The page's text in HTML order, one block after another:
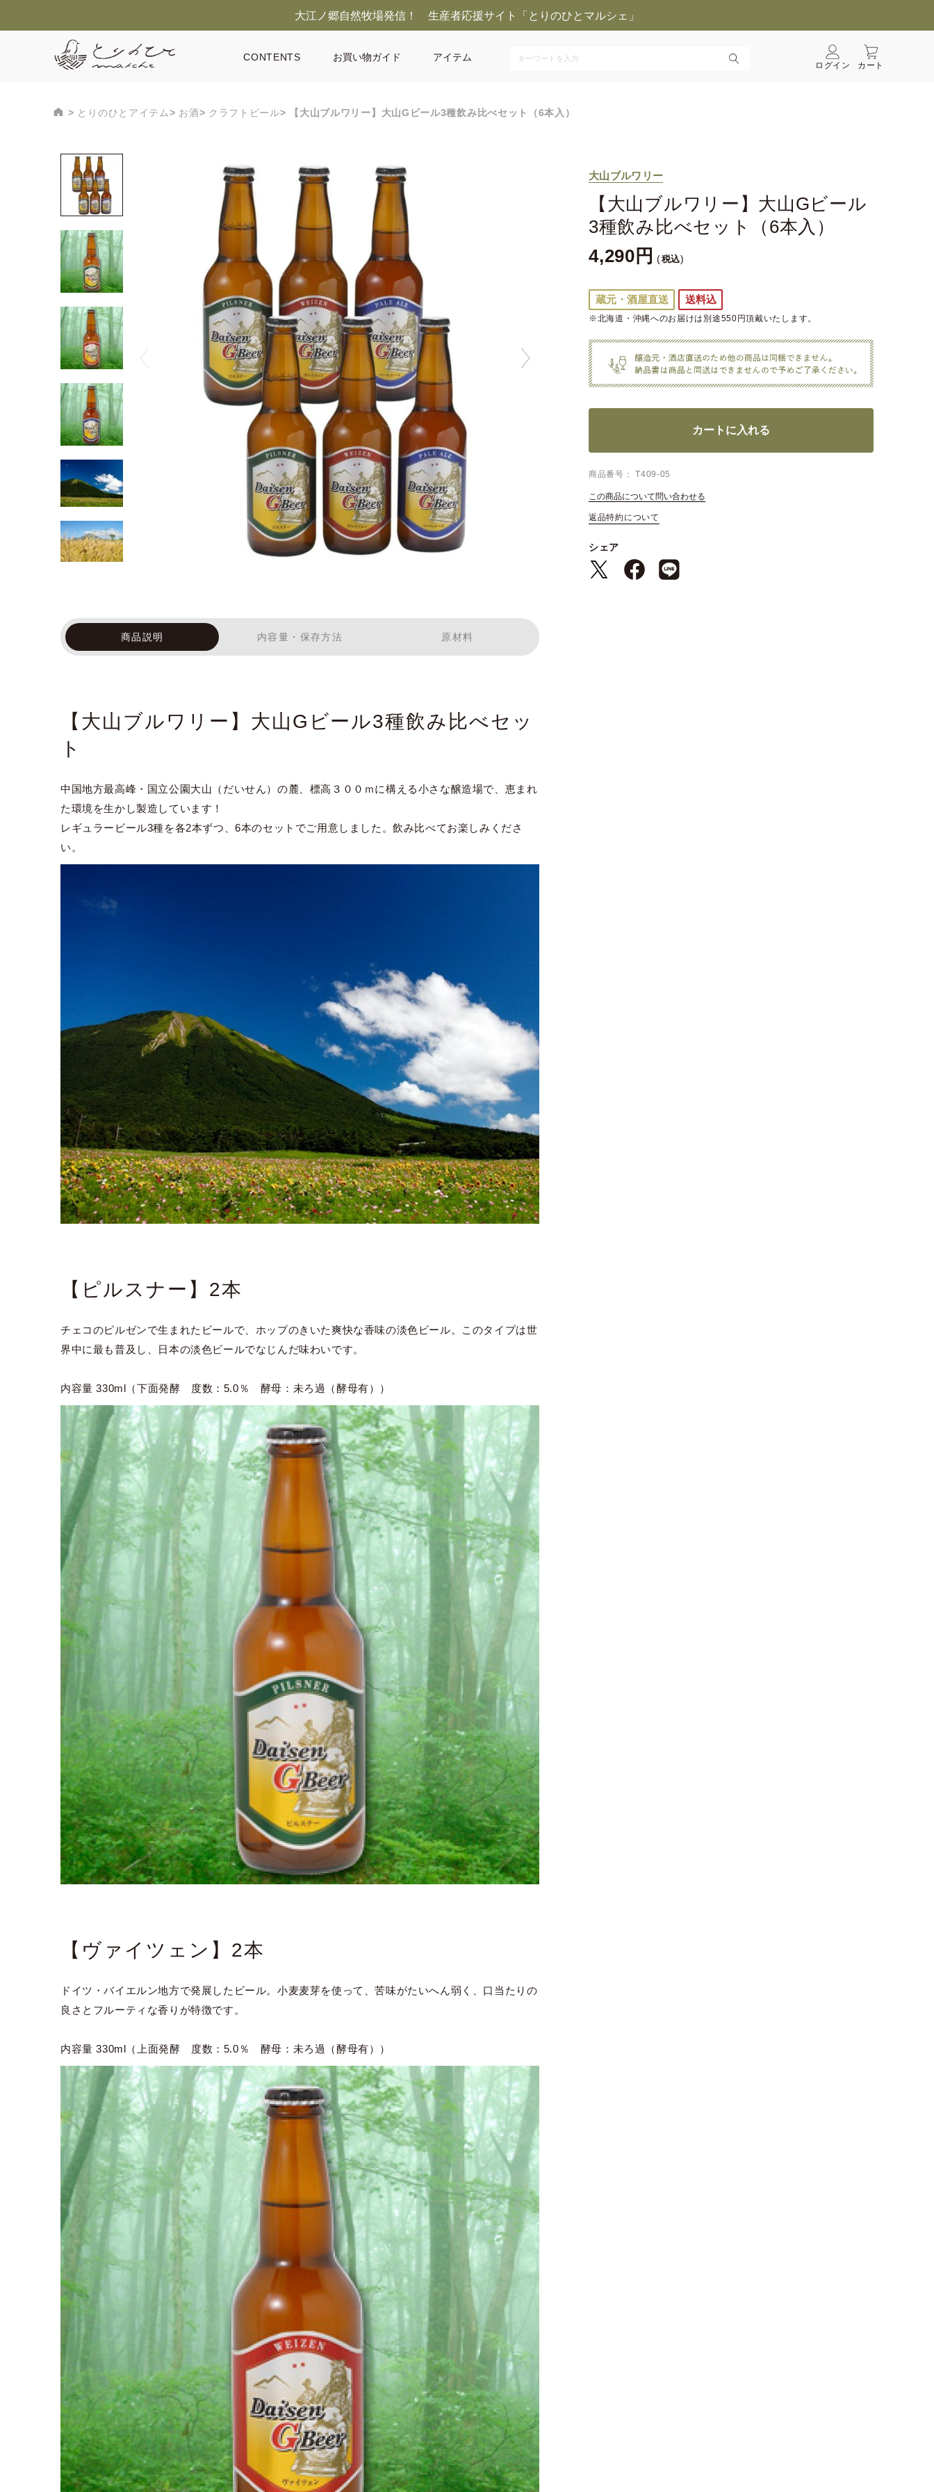
大江ノ郷自然牧場発信！ 生産者応援サイト「とりのひとマルシェ」
CONTENTS お買い物ガイド アイテム
ログイン カート
とりのひとアイテム お酒 クラフトビール 【大山ブルワリー】大山Gビール3種飲み比べセット（6本入）
大山ブルワリー
【大山ブルワリー】大山Gビール
3種飲み比べセット（6本入）
4,290
税込
蔵元・酒屋直送 送料込
※北海道・沖縄へのお届けは別途550円頂戴いたします。
カートに入れる
商品番号 T409-05
この商品について問い合わせる
返品特約について
シェア
商品説明 内容量・保存方法 原材料
【大山ブルワリー】大山Gビール3種飲み比べセッ
ト
中国地方最高峰・国立公園大山（だいせん）の麓、標高３００ｍに構える小さな醸造場で、恵まれ
た環境を生かし製造しています！
レギュラービール3種を各2本ずつ、6本のセットでご用意しました。飲み比べてお楽しみくださ
い。
【ピルスナー】2本
チェコのピルゼンで生まれたビールで、ホップのきいた爽快な香味の淡色ビール。このタイプは世
界中に最も普及し、日本の淡色ビールでなじんだ味わいです。
内容量 330ml（下面発酵 度数：5.0％ 酵母：未ろ過（酵母有））
【ヴァイツェン】2本
ドイツ・バイエルン地方で発展したビール。小麦麦芽を使って、苦味がたいへん弱く、口当たりの
良さとフルーティな香りが特徴です。
内容量 330ml（上面発酵 度数：5.0％ 酵母：未ろ過（酵母有））